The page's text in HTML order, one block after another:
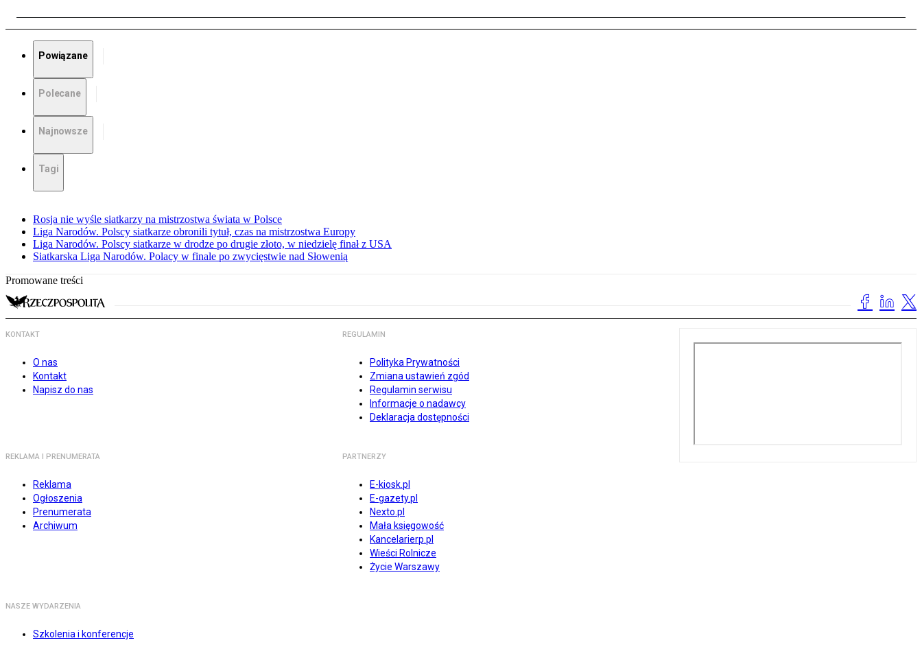
Powiązane
Polecane
Najnowsze
Tagi
Rosja nie wyśle siatkarzy na mistrzostwa świata w Polsce
Liga Narodów. Polscy siatkarze obronili tytuł, czas na mistrzostwa Europy
Liga Narodów. Polscy siatkarze w drodze po drugie złoto, w niedzielę finał z USA
Siatkarska Liga Narodów. Polacy w finale po zwycięstwie nad Słowenią
Promowane treści
KONTAKT
O nas
Kontakt
Napisz do nas
REGULAMIN
Polityka Prywatności
Zmiana ustawień zgód
Regulamin serwisu
Informacje o nadawcy
Deklaracja dostępności
REKLAMA I PRENUMERATA
Reklama
Ogłoszenia
Prenumerata
Archiwum
PARTNERZY
E-kiosk.pl
E-gazety.pl
Nexto.pl
Mała księgowość
Kancelarierp.pl
Wieści Rolnicze
Życie Warszawy
NASZE WYDARZENIA
Szkolenia i konferencje